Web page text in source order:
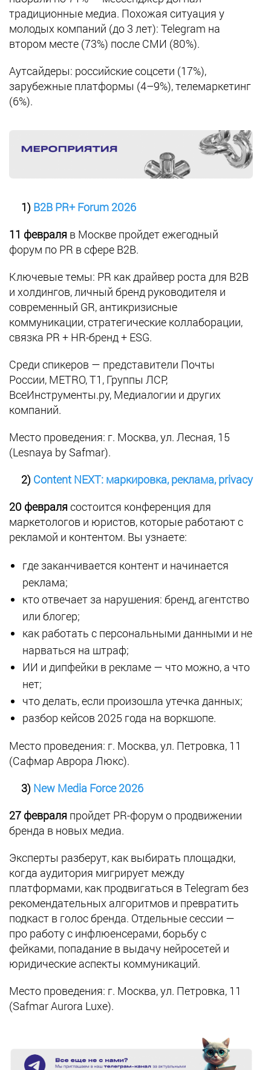
традиционные медиа. Похожая ситуация у
молодых компаний (до 3 лет): Telegram на
втором месте (73%) после СМИ (80%).
Аутсайдеры: российские соцсети (17%),
зарубежные платформы (4–9%), телемаркетинг
(6%).
1) B2B PR+ Forum 2026
11 февраля в Москве пройдет ежегодный
форум по PR в сфере B2B.
Ключевые темы: PR как драйвер роста для B2B
и холдингов, личный бренд руководителя и
современный GR, антикризисные
коммуникации, стратегические коллаборации,
связка PR + HR-бренд + ESG.
Среди спикеров — представители Почты
России, METRO, Т1, Группы ЛСР,
ВсеИнструменты.ру, Медиалогии и других
компаний.
Место проведения: г. Москва, ул. Лесная, 15
(Lesnaya by Safmar).
2) Content NEXT: маркировка, реклама, privacy
20 февраля состоится конференция для
маркетологов и юристов, которые работают с
рекламой и контентом. Вы узнаете:
где заканчивается контент и начинается
реклама;
кто отвечает за нарушения: бренд, агентство
или блогер;
как работать с персональными данными и не
нарваться на штраф;
ИИ и дипфейки в рекламе — что можно, а что
нет;
что делать, если произошла утечка данных;
разбор кейсов 2025 года на воркшопе.
Место проведения: г. Москва, ул. Петровка, 11
(Сафмар Аврора Люкс).
3) New Media Force 2026
27 февраля пройдет PR-форум о продвижении
бренда в новых медиа.
Эксперты разберут, как выбирать площадки,
когда аудитория мигрирует между
платформами, как продвигаться в Telegram без
рекомендательных алгоритмов и превратить
подкаст в голос бренда. Отдельные сессии —
про работу с инфлюенсерами, борьбу с
фейками, попадание в выдачу нейросетей и
юридические аспекты коммуникаций.
Место проведения: г. Москва, ул. Петровка, 11
(Safmar Aurora Luxe).